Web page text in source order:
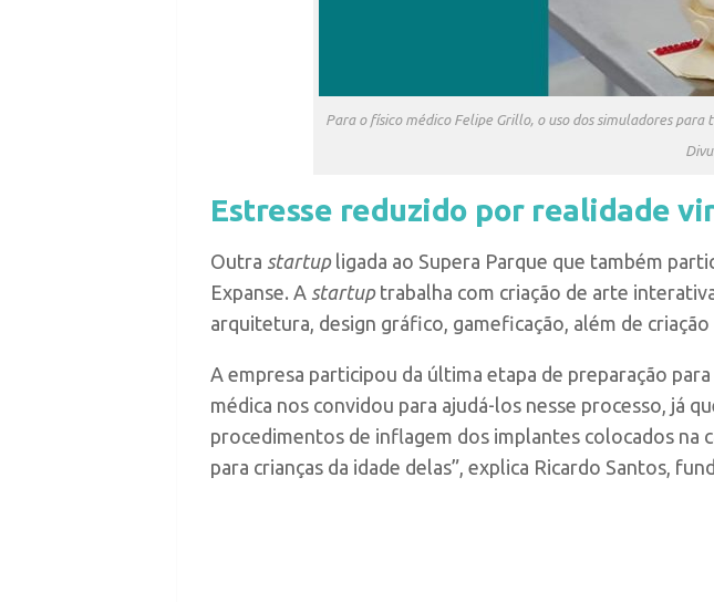
Para o físico médico Felipe Grillo, o uso dos simuladores
Estresse reduzido por realidade
Outra startupligada ao Supera Parque que também
Expanse. A startuptrabalha com criação de arte
arquitetura, design gráfico, gameficação, além de
A empresa participou da última etapa de preparação
médica nos convidou para ajudá-los nesse processo, já
procedimentos de inflagem dos implantes colocados na
para crianças da idade delas”, explica Ricardo Santos,